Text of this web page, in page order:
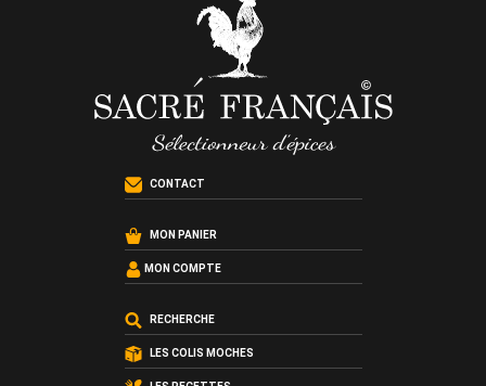
CONTACT
MON PANIER
MON COMPTE
RECHERCHE
LES COLIS MOCHES